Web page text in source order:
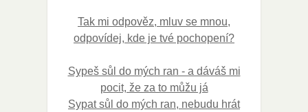
Tak mi odpověz, mluv se mnou,
odpovídej, kde je tvé pochopení?
Sypeš sůl do mých ran - a dáváš mi
pocit, že za to můžu já
Sypat sůl do mých ran, nebudu hrát